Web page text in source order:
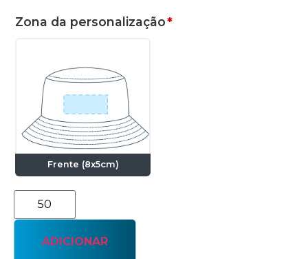
Zona da personalização*
Frente (8x5cm)
ADICIONAR